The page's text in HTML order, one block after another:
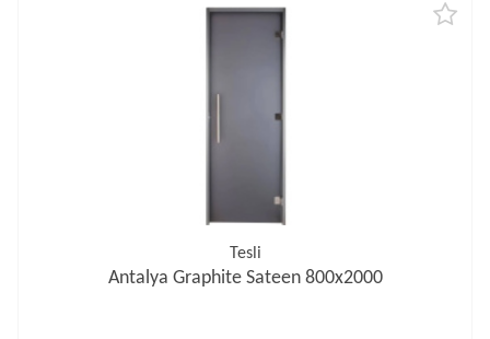
Tesli
Antalya Graphite Sateen 800х2000